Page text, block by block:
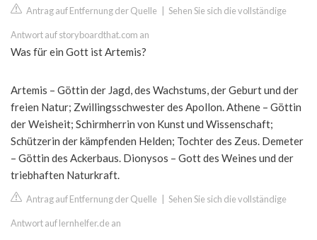
Antrag auf Entfernung der Quelle Sehen Sie sich die vollständige
Antwort auf storyboardthat.com an
Was für ein Gott ist Artemis?
Artemis – Göttin der Jagd, des Wachstums, der Geburt und der
freien Natur; Zwillingsschwester des Apollon. Athene – Göttin
der Weisheit; Schirmherrin von Kunst und Wissenschaft;
Schützerin der kämpfenden Helden; Tochter des Zeus. Demeter
– Göttin des Ackerbaus. Dionysos – Gott des Weines und der
triebhaften Naturkraft.
Antrag auf Entfernung der Quelle Sehen Sie sich die vollständige
Antwort auf lernhelfer.de an